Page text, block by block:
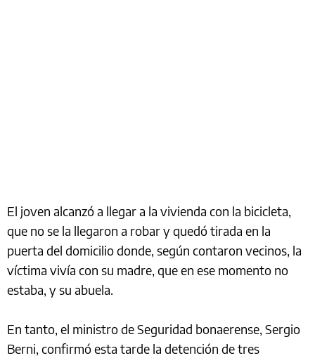
El joven alcanzó a llegar a la vivienda con la bicicleta,
que no se la llegaron a robar y quedó tirada en la
puerta del domicilio donde, según contaron vecinos, la
víctima vivía con su madre, que en ese momento no
estaba, y su abuela.
En tanto, el ministro de Seguridad bonaerense, Sergio
Berni, confirmó esta tarde la detención de tres